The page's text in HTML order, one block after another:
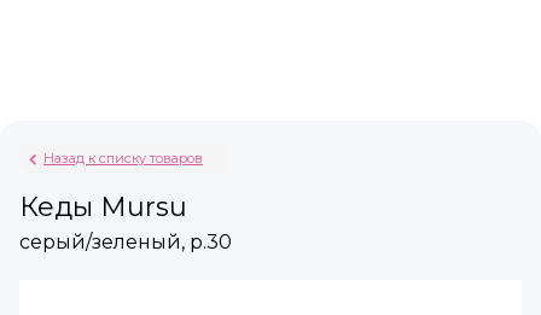
Назад к списку товаров
Кеды Mursu
серый/зеленый, р.30